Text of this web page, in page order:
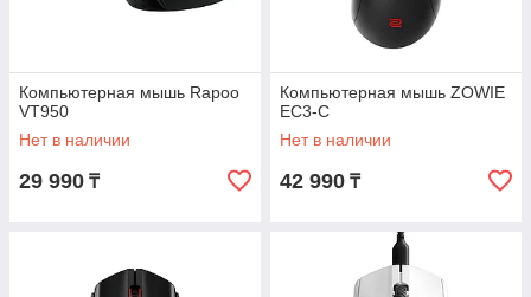
Компьютерная мышь Rapoo
VT950
Нет в наличии
29 990 ₸
Компьютерная мышь ZOWIE
EC3-C
Нет в наличии
42 990 ₸